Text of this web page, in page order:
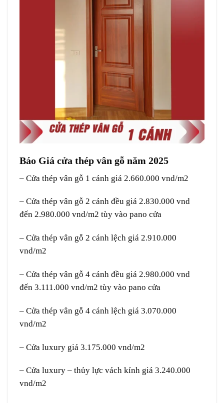
Báo Giá cửa thép vân gỗ năm 2025
– Cửa thép vân gỗ 1 cánh giá 2.660.000 vnd/m2
– Cửa thép vân gỗ 2 cánh đều giá 2.830.000 vnd
đến 2.980.000 vnd/m2 tùy vào pano cửa
– Cửa thép vân gỗ 2 cánh lệch giá 2.910.000
vnd/m2
– Cửa thép vân gỗ 4 cánh đều giá 2.980.000 vnd
đến 3.111.000 vnd/m2 tùy vào pano cửa
– Cửa thép vân gỗ 4 cánh lệch giá 3.070.000
vnd/m2
– Cửa luxury giá 3.175.000 vnd/m2
– Cửa luxury – thủy lực vách kính giá 3.240.000
vnd/m2